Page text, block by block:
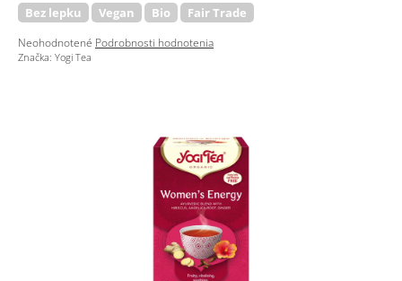
Bez lepku Vegan Bio Fair Trade
Priemerné
hodnotenie
Neohodnotené Podrobnosti hodnotenia
Značka: Yogi Tea